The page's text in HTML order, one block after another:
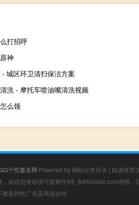
打招呼
神
城区环卫清扫保洁方案
洗 - 摩托车喷油嘴清洗视频
么领
个性签名网 Powered by 网站分类目录 | 精选推荐
如信息有错误可发邮件到f_fb#foxmail.com说明，
盈利性广告及商业合作